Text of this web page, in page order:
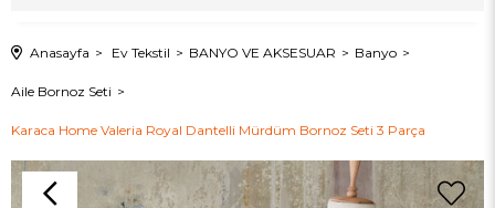
Anasayfa Ev Tekstil BANYO VE AKSESUAR Banyo
Aile Bornoz Seti
Karaca Home Valeria Royal Dantelli Mürdüm Bornoz Seti 3 Parça